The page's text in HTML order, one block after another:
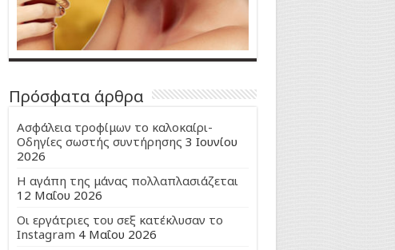
Πρόσφατα άρθρα
Ασφάλεια τροφίμων το καλοκαίρι-
Οδηγίες σωστής συντήρησης 3 Ιουνίου
2026
Η αγάπη της μάνας πολλαπλασιάζεται
12 Μαΐου 2026
Οι εργάτριες του σεξ κατέκλυσαν το
Instagram 4 Μαΐου 2026